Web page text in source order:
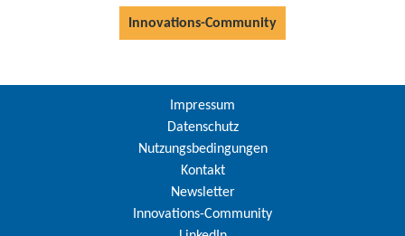
Innovations-Community
Impressum
Datenschutz
Nutzungsbedingungen
Kontakt
Newsletter
Innovations-Community